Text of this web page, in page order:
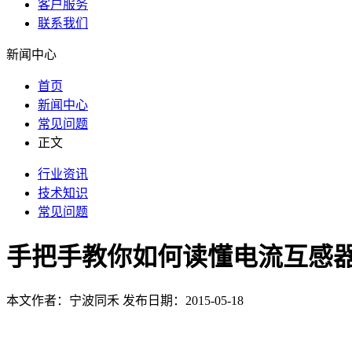
客户服务
联系我们
新闻中心
首页
新闻中心
常见问题
正文
行业资讯
技术知识
常见问题
手把手教你如何读懂电流互感
本文作者：宁波同禾 发布日期：2015-05-18